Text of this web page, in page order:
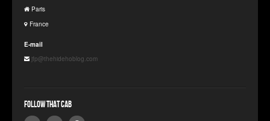
Paris
France
E-mail
jfp@thehidehoblog.com
Follow that Cab